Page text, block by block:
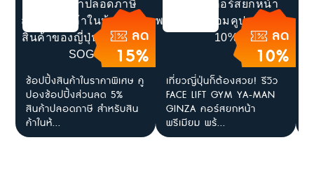
ลด
15%
ช้อปปิ้งสินค้าในราคาพิเศษ คู
ปองช้อปปิ้งส่วนลด 5%
สินค้าปลอดภาษี สำหรับสิน
ค้าในห้...
ลด
10%
เที่ยวญี่ปุ่นก็ต้องสวย! รีวิว
FACE LIFT GYM YA-MAN
GINZA คอร์สยกหน้า
พรีเมียม พร้...